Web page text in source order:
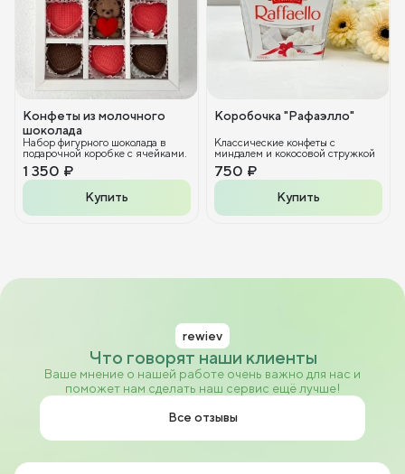
Конфеты из молочного
шоколада
Набор фигурного шоколада в
подарочной коробке с ячейками.
1 350 ₽
Купить
Коробочка "Рафаэлло"
Классические конфеты с
миндалем и кокосовой стружкой
750 ₽
Купить
Что говорят наши клиенты
rewiev
Ваше мнение о нашей работе очень важно для нас и
поможет нам сделать наш сервис ещё лучше!
Все отзывы